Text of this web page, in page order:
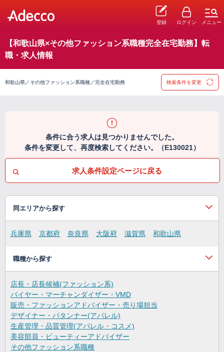
登録 ログイン メニュー
【和歌山県×その他ファッション系職種完全在宅勤務】転
職・求人情報
和歌山県／その他ファッション系職種／完全在宅勤務 検索条件を変更
条件に合う求人は見つかりませんでした。
条件を変更して、再度検索してください。（E130021）
求人条件設定ページに戻る
同エリアから探す
兵庫県 京都府 奈良県 大阪府 滋賀県 和歌山県
職種から探す
店長・店長候補(ファッション系)
バイヤー・マーチャンダイザー・VMD
販売・ファッションアドバイザー・売り場担当
デザイナー・パタンナー(アパレル)
生産管理・品質管理(アパレル・コスメ)
美容部員・ビューティーアドバイザー
その他ファッション系職種